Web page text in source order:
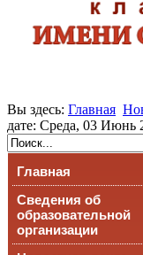
Вы здесь: Главная
дате: Среда, 03 Июнь
Главная
Сведения об
образовательной
организации